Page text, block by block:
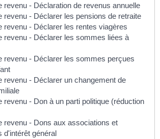
revenu - Déclaration de revenus annuelle
revenu - Déclarer les pensions de retraite
revenu - Déclarer les rentes viagères
revenu - Déclarer les sommes liées à
revenu - Déclarer les sommes perçues
revenu - Déclarer un changement de
revenu - Don à un parti politique (réduction
revenu - Dons aux associations et
d'intérêt général